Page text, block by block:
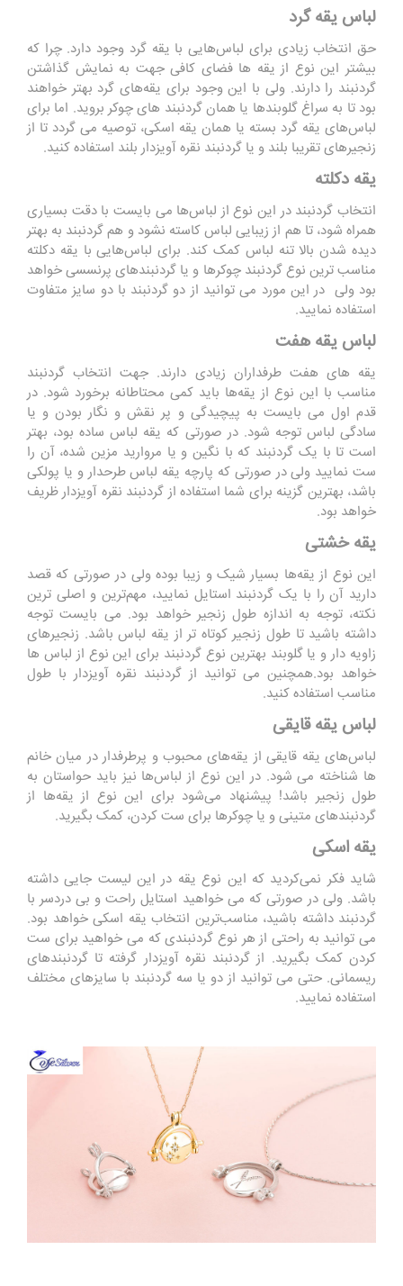
لباس یقه گرد
حق انتخاب زیادی برای لباس‌هایی با یقه گرد وجود دارد. چرا که
بیشتر این نوع از یقه‌ ها فضای کافی جهت به نمایش گذاشتن
گردنبند را دارند. ولی با این وجود برای یقه‌های گرد بهتر خواهند
بود تا به سراغ گلوبندها یا همان گردنبند‌ های چوکر بروید. اما برای
لباس‌های یقه گرد بسته یا همان یقه اسکی، توصیه می گردد تا از
زنجیرهای تقریبا بلند و یا گردنبند نقره آویزدار بلند استفاده کنید.
یقه دکلته
انتخاب گردنبند در این نوع از لباس‌ها می بایست با دقت بسیاری
همراه شود، تا هم از زیبایی لباس کاسته نشود و هم گردنبند به بهتر
دیده شدن بالا تنه لباس کمک کند. برای لباس‌هایی با یقه دکلته
مناسب ‌ترین نوع گردنبند چوکرها و یا گردنبندهای پرنسسی خواهد
بود ولی در این مورد می ‌توانید از دو گردنبند با دو سایز متفاوت
استفاده نمایید.
لباس یقه هفت
یقه‌ های هفت طرفداران زیادی دارند. جهت انتخاب گردنبند
مناسب با این نوع از یقه‌ها باید کمی محتاطانه برخورد شود. در
قدم اول می بایست به پیچیدگی و پر نقش و نگار بودن و یا
سادگی لباس توجه شود. در صورتی که یقه لباس ساده بود، بهتر
است تا با یک گردنبند که با نگین و یا مروارید مزین شده، آن را
ست نمایید ولی در صورتی که پارچه یقه لباس طرحدار و یا پولکی
باشد، بهترین گزینه برای شما استفاده از گردنبند نقره آویزدار ظریف
خواهد بود.
یقه خشتی
این نوع از یقه‌ها بسیار شیک و زیبا بوده ولی در صورتی که قصد
دارید آن را با یک گردنبند استایل نمایید، مهم‌ترین و اصلی ‌‌ترین
نکته، توجه به اندازه طول زنجیر خواهد بود. می بایست توجه
داشته باشید تا طول زنجیر کوتاه ‌تر از یقه لباس باشد. زنجیرهای
زاویه دار و یا گلوبند بهترین نوع گردنبند برای این نوع از لباس ‌ها
خواهد بود.همچنین می‌ توانید از گردنبند نقره آویزدار با طول
مناسب استفاده کنید.
لباس یقه قایقی
لباس‌های یقه قایقی‌ از یقه‌های محبوب و پرطرفدار در میان خانم
ها شناخته می شود. در این نوع از لباس‌ها نیز باید حواستان به
طول زنجیر باشد! پیشنهاد می‌شود برای این نوع از یقه‌ها از
گردنبندهای متینی و یا چوکرها برای ست کردن، کمک بگیرید.
یقه اسکی
شاید فکر نمی‌کردید که این نوع یقه‌ در این لیست جایی داشته
باشد. ولی در صورتی که می خواهید استایل راحت و بی دردسر با
گردنبند داشته باشید، مناسب‌ترین انتخاب یقه اسکی خواهد بود.
می توانید به راحتی از هر نوع گردنبندی که می ‌خواهید برای ست
کردن کمک بگیرید. از گردنبند نقره آویزدار گرفته تا گردنبندهای
ریسمانی. حتی می‌ توانید از دو یا سه گردنبند با سایز‌های مختلف
استفاده نمایید.